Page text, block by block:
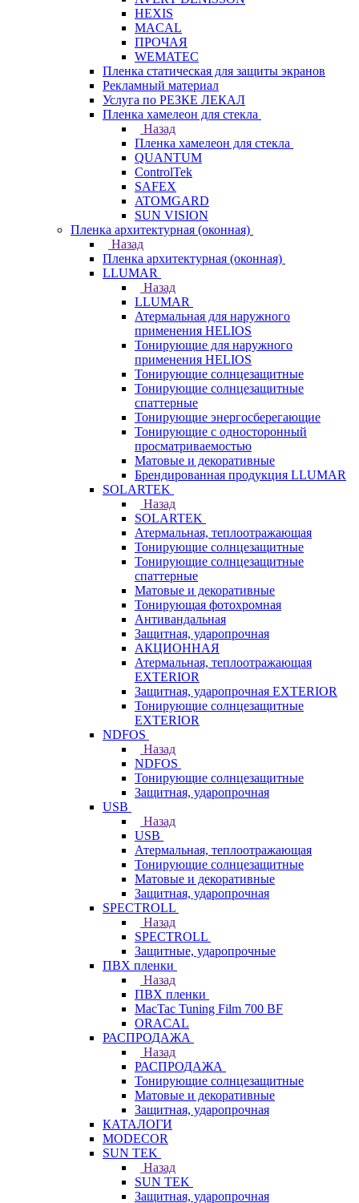
HEXIS
MACAL
ПРОЧАЯ
WEMATEC
Пленка статическая для защиты экранов
Рекламный материал
Услуга по РЕЗКЕ ЛЕКАЛ
Пленка хамелеон для стекла
Назад
Пленка хамелеон для стекла
QUANTUM
ControlTek
SAFEX
ATOMGARD
SUN VISION
Пленка архитектурная (оконная)
Назад
Пленка архитектурная (оконная)
LLUMAR
Назад
LLUMAR
Атермальная для наружного
применения HELIOS
Тонирующие для наружного
применения HELIOS
Тонирующие солнцезащитные
Тонирующие солнцезащитные
спаттерные
Тонирующие энергосберегающие
Тонирующие с односторонный
просматриваемостью
Матовые и декоративные
Брендированная продукция LLUMAR
SOLARTEK
Назад
SOLARTEK
Атермальная, теплоотражающая
Тонирующие солнцезащитные
Тонирующие солнцезащитные
спаттерные
Матовые и декоративные
Тонирующая фотохромная
Антивандальная
Защитная, ударопрочная
АКЦИОННАЯ
Атермальная, теплоотражающая
EXTERIOR
Защитная, ударопрочная EXTERIOR
Тонирующие солнцезащитные
EXTERIOR
NDFOS
Назад
NDFOS
Тонирующие солнцезащитные
Защитная, ударопрочная
USB
Назад
USB
Атермальная, теплоотражающая
Тонирующие солнцезащитные
Матовые и декоративные
Защитная, ударопрочная
SPECTROLL
Назад
SPECTROLL
Защитные, ударопрочные
ПВХ пленки
Назад
ПВХ пленки
MacTac Tuning Film 700 BF
ORACAL
РАСПРОДАЖА
Назад
РАСПРОДАЖА
Тонирующие солнцезащитные
Матовые и декоративные
Защитная, ударопрочная
КАТАЛОГИ
MODECOR
SUN TEK
Назад
SUN TEK
Защитная, ударопрочная